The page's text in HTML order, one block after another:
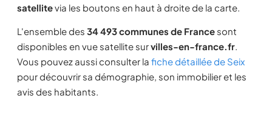
satellitevia les boutons en haut à droite de la carte.
L'ensemble des 34 493 communes de France sont
disponibles en vue satellite survilles-en-france.fr.
Vous pouvez aussi consulter la fiche détaillée de Seix
pour découvrir sa démographie, son immobilier et les
avis des habitants.